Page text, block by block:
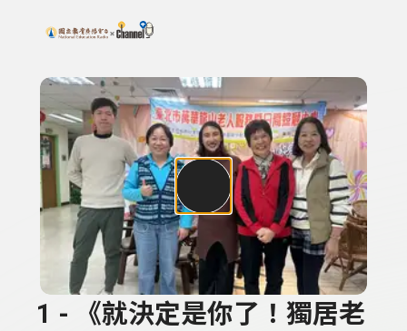
上方功能區塊
搜尋關鍵字：可輸入節目名稱、主持人或關鍵字
1 - 《就決定是你了！獨居老